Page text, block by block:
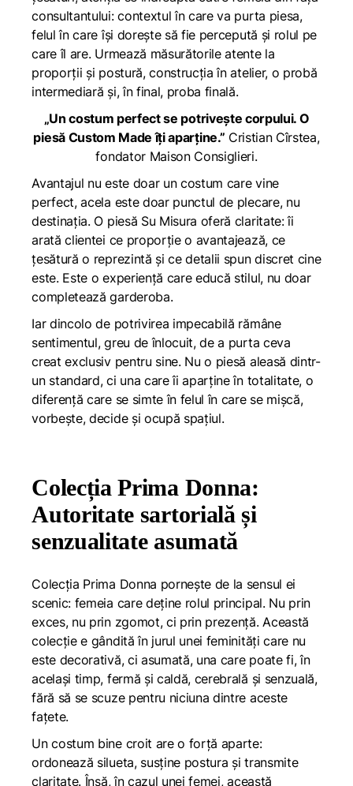
consultantului: contextul în care va purta piesa,
felul în care își dorește să fie percepută și rolul pe
care îl are. Urmează măsurătorile atente la
proporții și postură, construcția în atelier, o probă
intermediară și, în final, proba finală.
„Un costum perfect se potrivește corpului. O
piesă Custom Made îți aparține.” Cristian Cîrstea,
fondator Maison Consiglieri.
Avantajul nu este doar un costum care vine
perfect, acela este doar punctul de plecare, nu
destinația. O piesă Su Misura oferă claritate: îi
arată clientei ce proporție o avantajează, ce
țesătură o reprezintă și ce detalii spun discret cine
este. Este o experiență care educă stilul, nu doar
completează garderoba.
Iar dincolo de potrivirea impecabilă rămâne
sentimentul, greu de înlocuit, de a purta ceva
creat exclusiv pentru sine. Nu o piesă aleasă dintr-
un standard, ci una care îi aparține în totalitate, o
diferență care se simte în felul în care se mișcă,
vorbește, decide și ocupă spațiul.
Colecția Prima Donna:
Autoritate sartorială și
senzualitate asumată
Colecția Prima Donna pornește de la sensul ei
scenic: femeia care deține rolul principal. Nu prin
exces, nu prin zgomot, ci prin prezență. Această
colecție e gândită în jurul unei feminități care nu
este decorativă, ci asumată, una care poate fi, în
același timp, fermă și caldă, cerebrală și senzuală,
fără să se scuze pentru niciuna dintre aceste
fațete.
Un costum bine croit are o forță aparte:
ordonează silueta, susține postura și transmite
claritate. Însă, în cazul unei femei, această